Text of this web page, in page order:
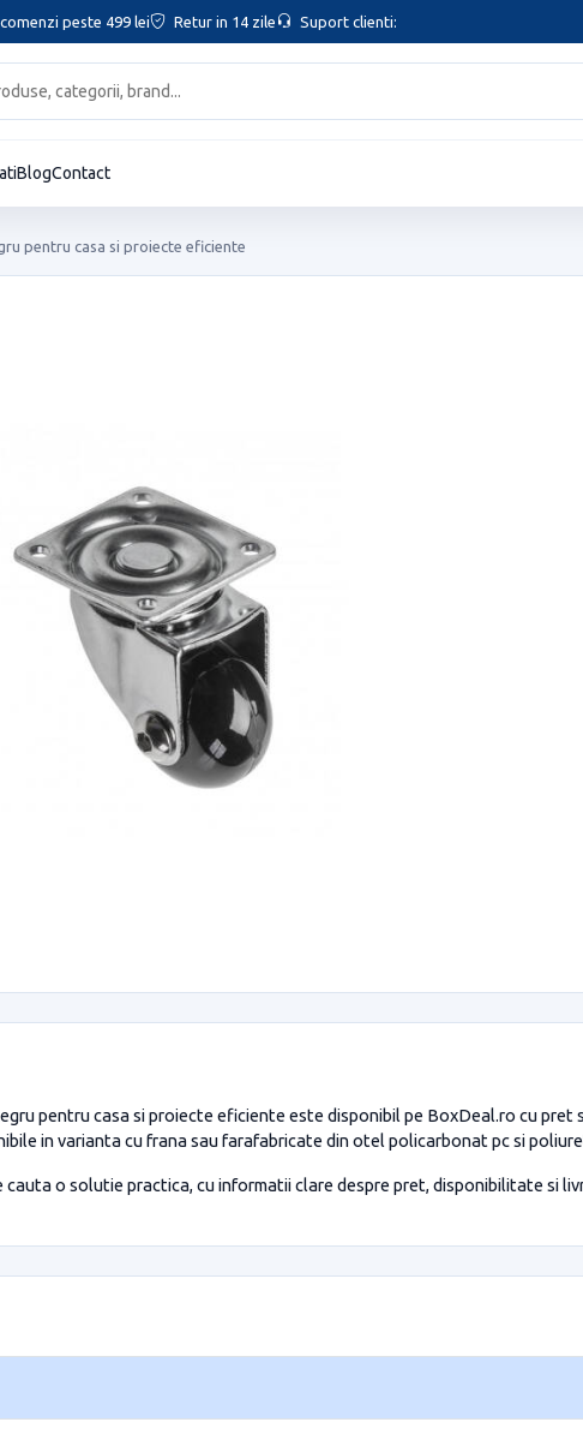
peste 499 lei Retur in 14 zile Suport clienti:
BlogContact
pentru casa si proiecte eficiente
pentru casa si proiecte eficiente este disponibil pe BoxDeal.ro cu
in varianta cu frana sau farafabricate din otel policarbonat pc si
o solutie practica, cu informatii clare despre pret, disponibilitate si